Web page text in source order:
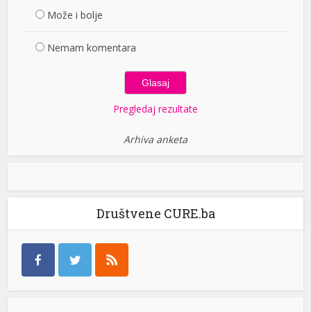
Može i bolje
Nemam komentara
Pregledaj rezultate
Arhiva anketa
Društvene CURE.ba